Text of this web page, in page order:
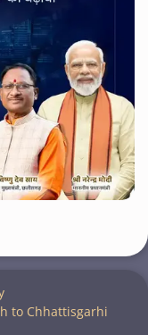
to Chhattisgarhi